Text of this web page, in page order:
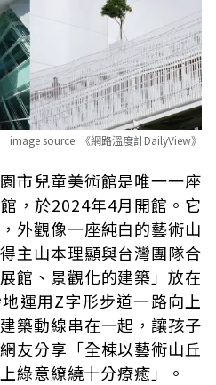
image source: 《網路溫度計DailyView》
市兒童美術館是唯一一座
，於2024年4月開館。它
外觀像一座純白的藝術山
主山本理顯與台灣團隊合
館、景觀化的建築」放在
運用Z字形步道一路向上
築動線串在一起，讓孩子
友分享「全棟以藝術山丘
綠意繚繞十分療癒」。